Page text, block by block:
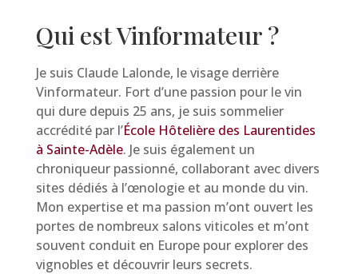
Qui est Vinformateur ?
Je suis Claude Lalonde, le visage derrière
Vinformateur. Fort d’une passion pour le vin
qui dure depuis 25 ans, je suis sommelier
accrédité par l’École Hôtelière des Laurentides
à Sainte-Adèle. Je suis également un
chroniqueur passionné, collaborant avec divers
sites dédiés à l’œnologie et au monde du vin.
Mon expertise et ma passion m’ont ouvert les
portes de nombreux salons viticoles et m’ont
souvent conduit en Europe pour explorer des
vignobles et découvrir leurs secrets.